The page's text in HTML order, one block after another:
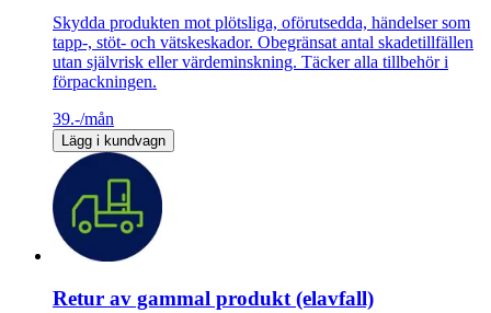
Skydda produkten mot plötsliga, oförutsedda, händelser som
tapp-, stöt- och vätskeskador. Obegränsat antal skadetillfällen
utan självrisk eller värdeminskning. Täcker alla tillbehör i
förpackningen.
39.-/mån
Lägg i kundvagn
Retur av gammal produkt (elavfall)